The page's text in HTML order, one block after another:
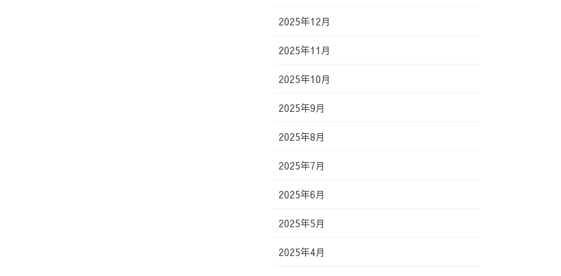
2025年12月
2025年11月
2025年10月
2025年9月
2025年8月
2025年7月
2025年6月
2025年5月
2025年4月